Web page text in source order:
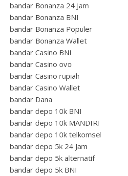
bandar Bonanza 24 Jam
bandar Bonanza BNI
bandar Bonanza Populer
bandar Bonanza Wallet
bandar Casino BNI
bandar Casino ovo
bandar Casino rupiah
bandar Casino Wallet
bandar Dana
bandar depo 10k BNI
bandar depo 10k MANDIRI
bandar depo 10k telkomsel
bandar depo 5k 24 Jam
bandar depo 5k alternatif
bandar depo 5k BNI